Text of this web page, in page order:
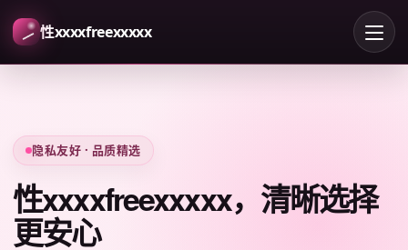
性xxxxfreexxxxx
隐私友好 · 品质精选
性xxxxfreexxxxx，清晰选择
更安心